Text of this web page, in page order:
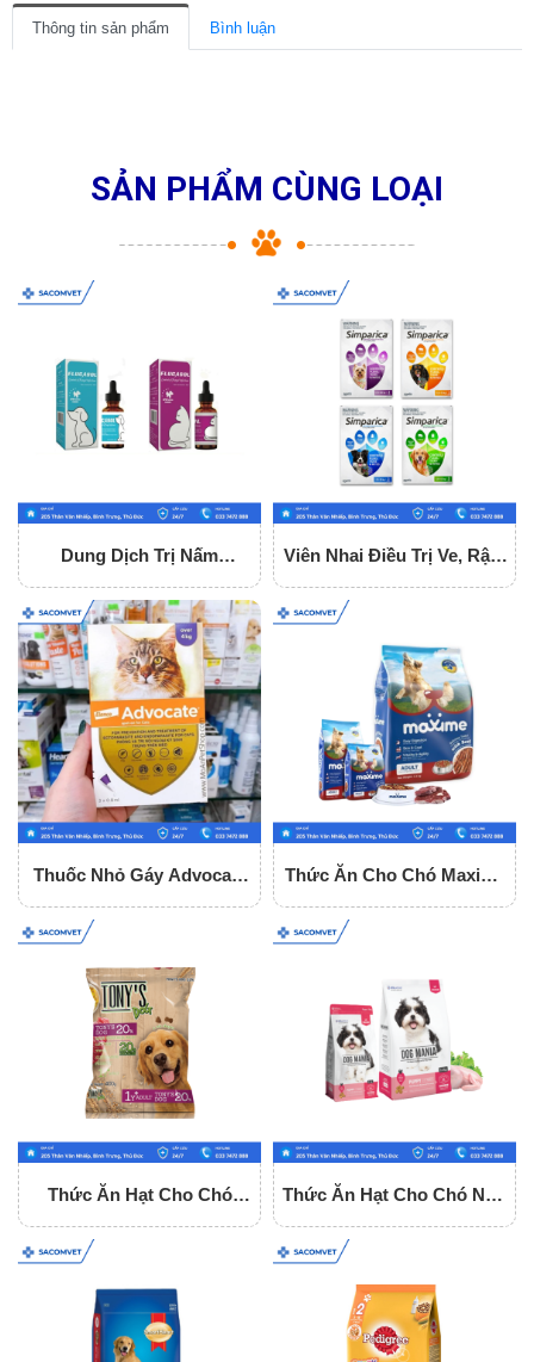
Thông tin sản phẩm Bình luận
SẢN PHẨM CÙNG LOẠI
Dung Dịch Trị Nấm
Viên Nhai Điều Trị Ve, Rận,
Thuốc Nhỏ Gáy Advocate
Thức Ăn Cho Chó Maxime
Tuổi Gói 1.5Kg
Thức Ăn Hạt Cho Chó
Thức Ăn Hạt Cho Chó Nhỏ